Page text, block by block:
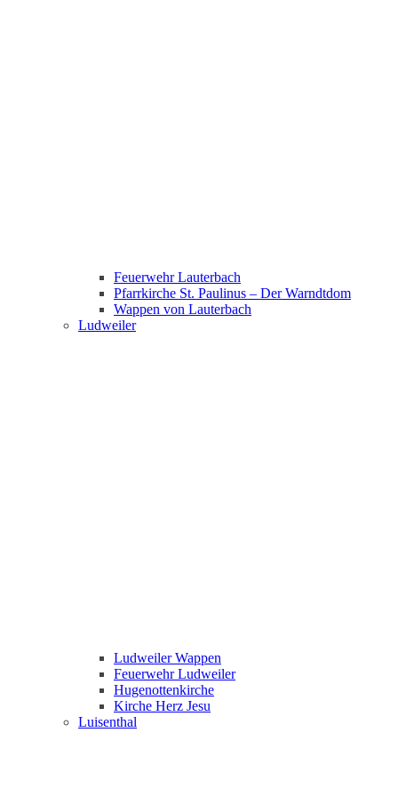
Feuerwehr Lauterbach
Pfarrkirche St. Paulinus – Der Warndtdom
Wappen von Lauterbach
Ludweiler
Ludweiler Wappen
Feuerwehr Ludweiler
Hugenottenkirche
Kirche Herz Jesu
Luisenthal